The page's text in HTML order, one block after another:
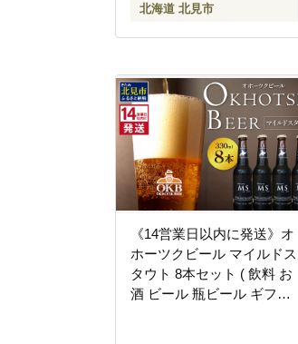
北海道 北見市
《14営業日以内に発送》オ
ホーツクビール マイルドス
タウト 8本セット ( 飲料 お
酒 ビール 瓶ビール ギフト